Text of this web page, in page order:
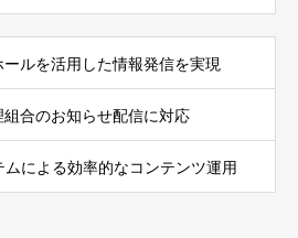
ルを活用した情報発信を実現
合のお知らせ配信に対応
による効率的なコンテンツ運用